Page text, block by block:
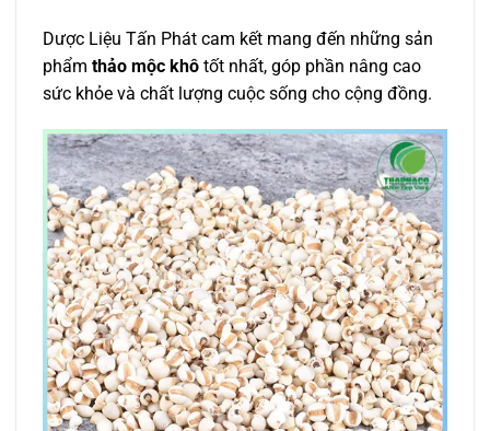
Dược Liệu Tấn Phát cam kết mang đến những sản
phẩm thảo mộc khô tốt nhất, góp phần nâng cao
sức khỏe và chất lượng cuộc sống cho cộng đồng.